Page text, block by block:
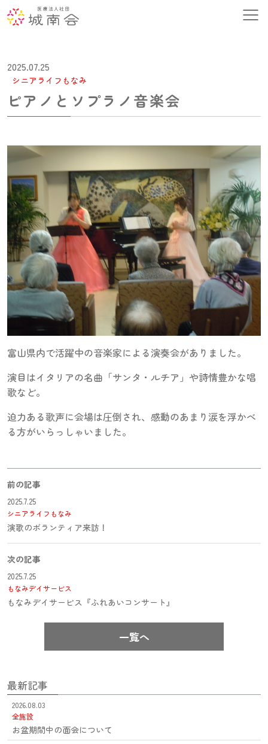
2025.07.25
シニアライフもなみ
ピアノとソプラノ音楽会
富山県内で活躍中の音楽家による演奏会がありました。
演目はイタリアの名曲「サンタ・ルチア」や詩情豊かな唱
歌など。
迫力ある歌声に会場は圧倒され、感動のあまり涙を浮かべ
る方がいらっしゃいました。
前の記事
2025.7.25
シニアライフもなみ
演歌のボランティア来訪！
次の記事
2025.7.25
もなみデイサービス
もなみデイサービス『ふれあいコンサート』
一覧へ
最新記事
2026.08.03
全施設
お盆期間中の面会について